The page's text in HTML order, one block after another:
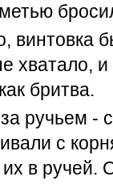
винтовка
хватало,
бритва.
ручьем -
с
в ручей.